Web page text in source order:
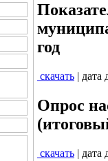
год
скачать | дата
Опрос
скачать | дата